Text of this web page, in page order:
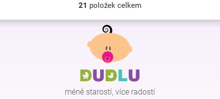
O
v
l
d
a
c
í
p
r
21 položek celkem
Z
méně starostí, více radostí